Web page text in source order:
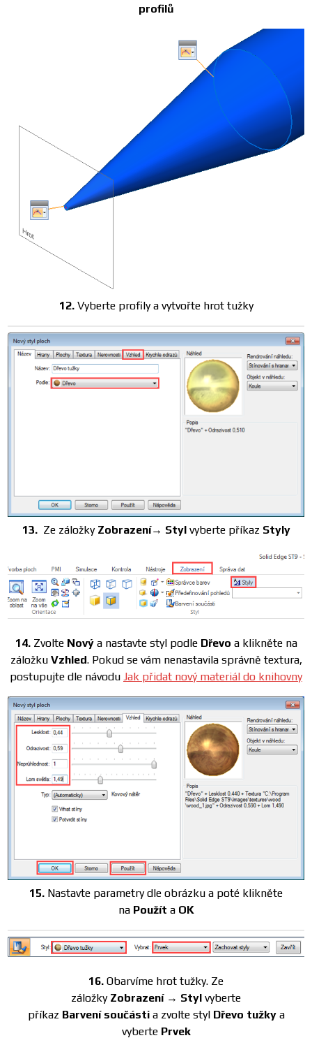
profilů
12. Vyberte profily a vytvořte hrot tužky
13.Ze záložkyZobrazení→ Styl vyberte příkaz Styly
14.Zvolte Novýa nastavte styl podle Dřevo a klikněte na
záložku Vzhled. Pokud se vám nenastavila správně textura,
postupujte dle návodu Jak přidat nový materiál do knihovny
15. Nastavte parametry dle obrázku a poté klikněte
naPoužít a OK
16. Obarvíme hrot tužky. Ze
záložkyZobrazení → Styl vyberte
příkaz Barvení součásti a zvolte stylDřevo tužky a
vyberte Prvek